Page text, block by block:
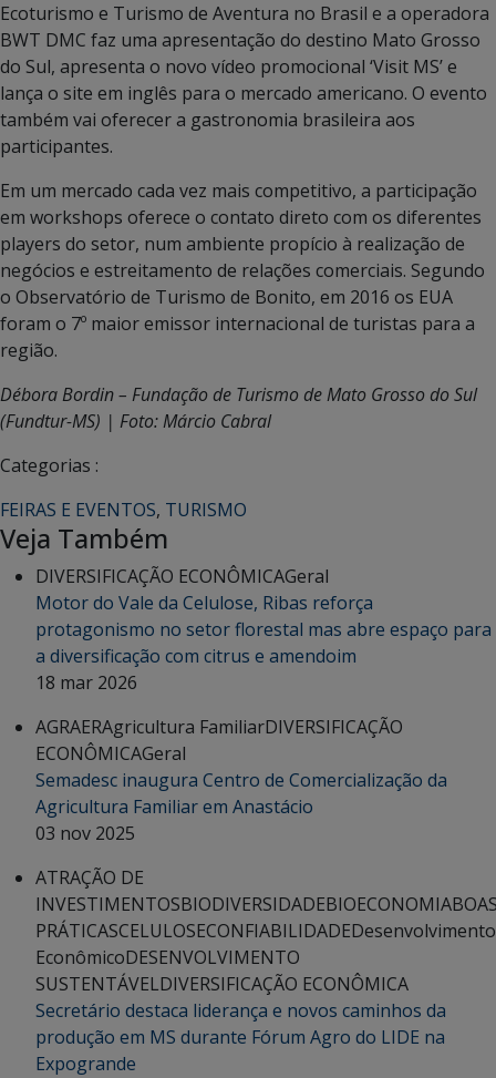
Ecoturismo e Turismo de Aventura no Brasil e a operadora
BWT DMC faz uma apresentação do destino Mato Grosso
do Sul, apresenta o novo vídeo promocional ‘Visit MS’ e
lança o site em inglês para o mercado americano. O evento
também vai oferecer a gastronomia brasileira aos
participantes.
Em um mercado cada vez mais competitivo, a participação
em workshops oferece o contato direto com os diferentes
players do setor, num ambiente propício à realização de
negócios e estreitamento de relações comerciais. Segundo
o Observatório de Turismo de Bonito, em 2016 os EUA
foram o 7º maior emissor internacional de turistas para a
região.
Débora Bordin – Fundação de Turismo de Mato Grosso do Sul
(Fundtur-MS) | Foto: Márcio Cabral
Categorias :
FEIRAS E EVENTOS, TURISMO
Veja Também
DIVERSIFICAÇÃO ECONÔMICAGeral
Motor do Vale da Celulose, Ribas reforça
protagonismo no setor florestal mas abre espaço para
a diversificação com citrus e amendoim
18 mar 2026
AGRAERAgricultura FamiliarDIVERSIFICAÇÃO
ECONÔMICAGeral
Semadesc inaugura Centro de Comercialização da
Agricultura Familiar em Anastácio
03 nov 2025
ATRAÇÃO DE
INVESTIMENTOSBIODIVERSIDADEBIOECONOMIA
PRÁTICASCELULOSECONFIABILIDADEDesenvolvimento
EconômicoDESENVOLVIMENTO
SUSTENTÁVELDIVERSIFICAÇÃO ECONÔMICA
Secretário destaca liderança e novos caminhos da
produção em MS durante Fórum Agro do LIDE na
Expogrande